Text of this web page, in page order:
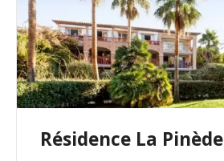
Résidence La Pinède